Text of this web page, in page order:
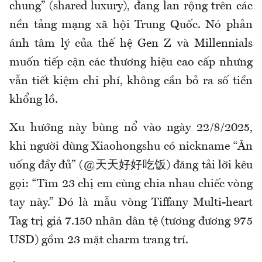
chung” (shared luxury), đang lan rộng trên các
nền tảng mạng xã hội Trung Quốc. Nó phản
ánh tâm lý của thế hệ Gen Z và Millennials
muốn tiếp cận các thương hiệu cao cấp nhưng
vẫn tiết kiệm chi phí, không cần bỏ ra số tiền
khổng lồ.
Xu hướng này bùng nổ vào ngày 22/8/2025,
khi người dùng Xiaohongshu có nickname “Ăn
uống đầy đủ” (@天天好好吃饭) đăng tải lời kêu
gọi: “Tìm 23 chị em cùng chia nhau chiếc vòng
tay này.” Đó là mẫu vòng Tiffany Multi-heart
Tag trị giá 7.150 nhân dân tệ (tương đương 975
USD) gồm 23 mặt charm trang trí.